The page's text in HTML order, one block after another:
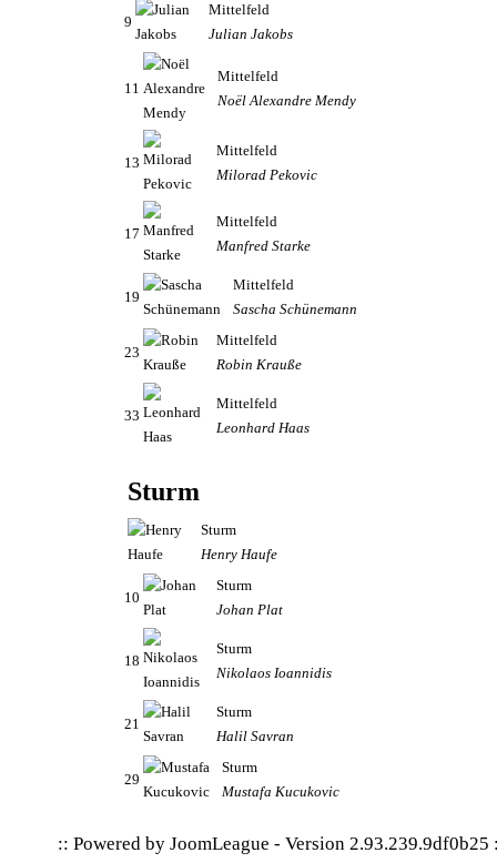
9
Mittelfeld
Julian Jakobs
11
Mittelfeld
Noël Alexandre Mendy
13
Mittelfeld
Milorad Pekovic
17
Mittelfeld
Manfred Starke
19
Mittelfeld
Sascha Schünemann
23
Mittelfeld
Robin Krauße
33
Mittelfeld
Leonhard Haas
Sturm
Sturm
Henry Haufe
10
Sturm
Johan Plat
18
Sturm
Nikolaos Ioannidis
21
Sturm
Halil Savran
29
Sturm
Mustafa Kucukovic
:: Powered by JoomLeague - Version 2.93.239.9df0b25